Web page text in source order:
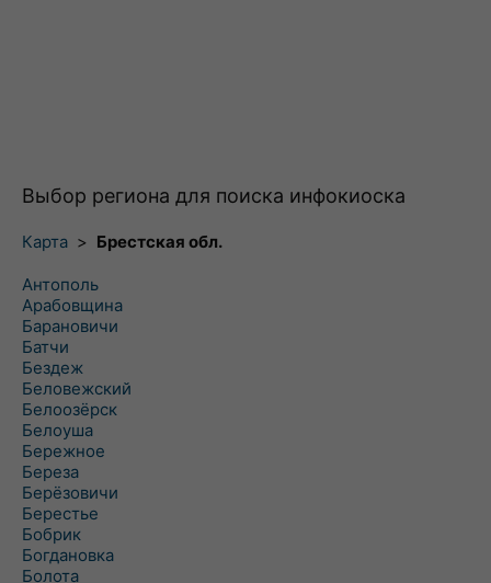
Выбор региона для поиска инфокиоска
Карта > Брестская обл.
Антополь
Арабовщина
Барановичи
Батчи
Бездеж
Беловежский
Белоозёрск
Белоуша
Бережное
Береза
Берёзовичи
Берестье
Бобрик
Богдановка
Болота